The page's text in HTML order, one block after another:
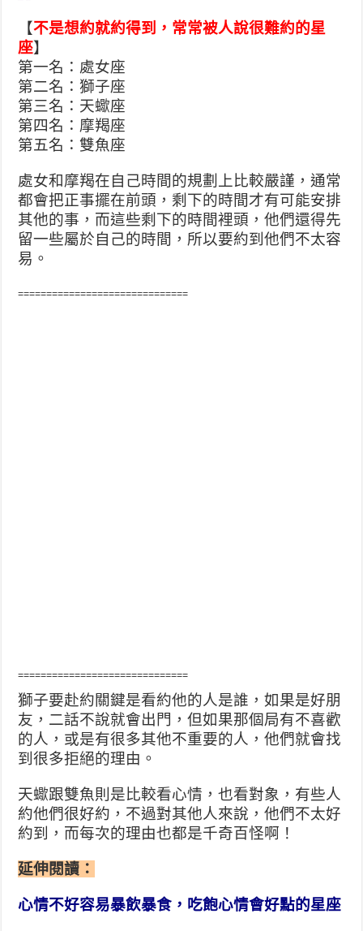
【不是想約就約得到，常常被人說很難約的星
座】
第一名：處女座
第二名：獅子座
第三名：天蠍座
第四名：摩羯座
第五名：雙魚座
處女和摩羯在自己時間的規劃上比較嚴謹，通常
都會把正事擺在前頭，剩下的時間才有可能安排
其他的事，而這些剩下的時間裡頭，他們還得先
留一些屬於自己的時間，所以要約到他們不太容
易。
==============================
==============================
獅子要赴約關鍵是看約他的人是誰，如果是好朋
友，二話不說就會出門，但如果那個局有不喜歡
的人，或是有很多其他不重要的人，他們就會找
到很多拒絕的理由。
天蠍跟雙魚則是比較看心情，也看對象，有些人
約他們很好約，不過對其他人來說，他們不太好
約到，而每次的理由也都是千奇百怪啊！
延伸閱讀：
心情不好容易暴飲暴食，吃飽心情會好點的星座